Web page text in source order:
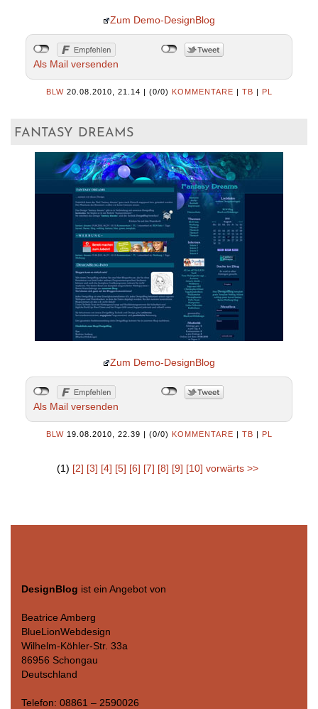
Zum Demo-DesignBlog
Als Mail versenden
BLW 20.08.2010, 21.14 | (0/0) KOMMENTARE | TB | PL
fantasy dreams
Zum Demo-DesignBlog
Als Mail versenden
BLW 19.08.2010, 22.39 | (0/0) KOMMENTARE | TB | PL
(1) [2] [3] [4] [5] [6] [7] [8] [9] [10] vorwärts >>
DesignBlog ist ein Angebot von
Beatrice Amberg
BlueLionWebdesign
Wilhelm-Köhler-Str. 33a
86956 Schongau
Deutschland
Telefon: 08861 – 2590026